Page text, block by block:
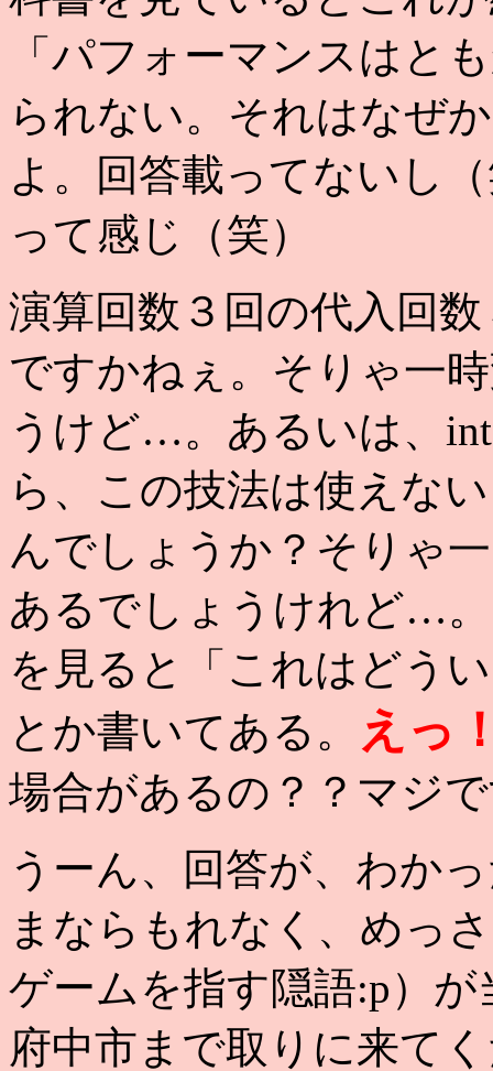
「パフォーマンスはと
られない。それはなぜ
よ。回答載ってないし
って感じ（笑）
演算回数３回の代入回
ですかねぇ。そりゃ一
うけど…。あるいは、
ら、この技法は使えな
んでしょうか？そりゃ
あるでしょうけれど…
を見ると「これはどう
とか書いてある。
えっ
場合があるの？？マジ
うーん、回答が、わか
まならもれなく、めっ
ゲームを指す隠語:p）
府中市まで取りに来て